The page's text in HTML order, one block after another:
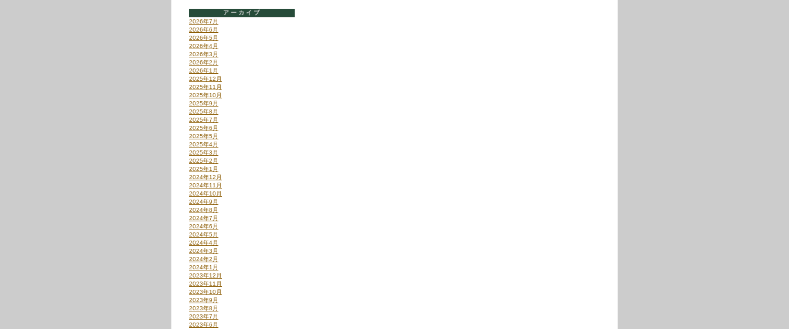
アーカイブ
2026年7月
2026年6月
2026年5月
2026年4月
2026年3月
2026年2月
2026年1月
2025年12月
2025年11月
2025年10月
2025年9月
2025年8月
2025年7月
2025年6月
2025年5月
2025年4月
2025年3月
2025年2月
2025年1月
2024年12月
2024年11月
2024年10月
2024年9月
2024年8月
2024年7月
2024年6月
2024年5月
2024年4月
2024年3月
2024年2月
2024年1月
2023年12月
2023年11月
2023年10月
2023年9月
2023年8月
2023年7月
2023年6月